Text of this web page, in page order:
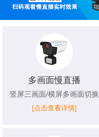
多画面慢直播
竖屏三画面/横屏多画面切换
[点击查看详情]